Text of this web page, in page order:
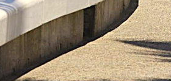
En Puerto Vallarta
Descargas Residuales Al Mar
Por Incendios Históricos
Será Financiado Por Privados
¿para Quiénes Aplica Y Cómo Tramitarlas?